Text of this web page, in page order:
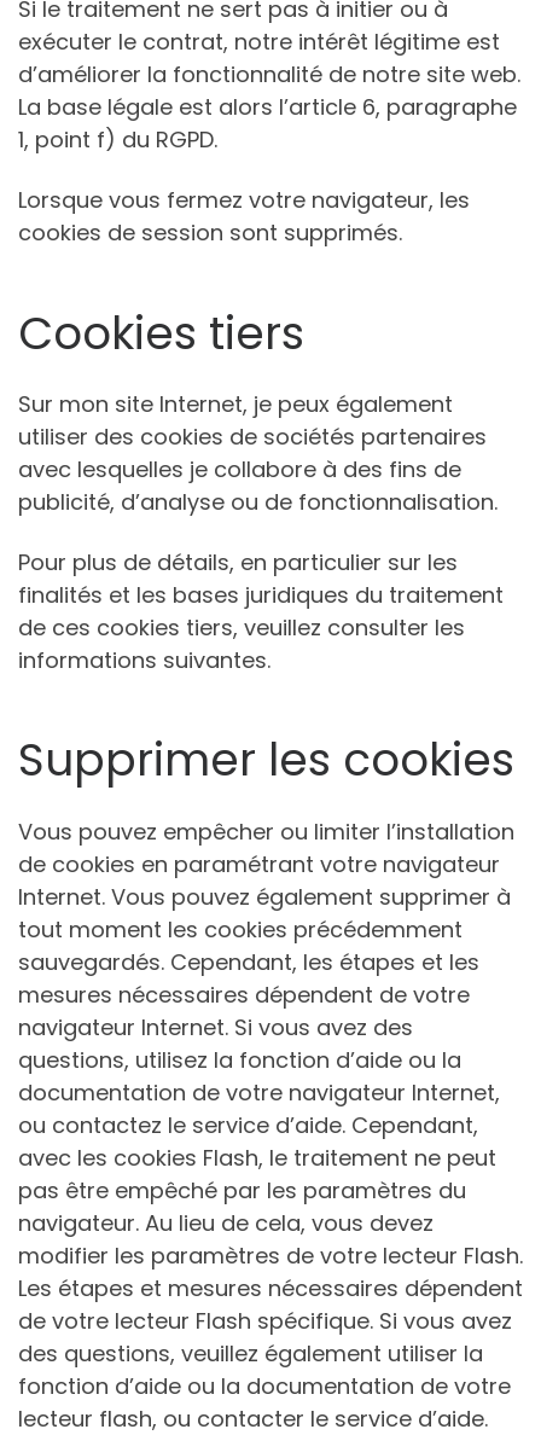
Si le traitement ne sert pas à initier ou à
exécuter le contrat, notre intérêt légitime est
d’améliorer la fonctionnalité de notre site web.
La base légale est alors l’article 6, paragraphe
1, point f) du RGPD.
Lorsque vous fermez votre navigateur, les
cookies de session sont supprimés.
Cookies tiers
Sur mon site Internet, je peux également
utiliser des cookies de sociétés partenaires
avec lesquelles je collabore à des fins de
publicité, d’analyse ou de fonctionnalisation.
Pour plus de détails, en particulier sur les
finalités et les bases juridiques du traitement
de ces cookies tiers, veuillez consulter les
informations suivantes.
Supprimer les cookies
Vous pouvez empêcher ou limiter l’installation
de cookies en paramétrant votre navigateur
Internet. Vous pouvez également supprimer à
tout moment les cookies précédemment
sauvegardés. Cependant, les étapes et les
mesures nécessaires dépendent de votre
navigateur Internet. Si vous avez des
questions, utilisez la fonction d’aide ou la
documentation de votre navigateur Internet,
ou contactez le service d’aide. Cependant,
avec les cookies Flash, le traitement ne peut
pas être empêché par les paramètres du
navigateur. Au lieu de cela, vous devez
modifier les paramètres de votre lecteur Flash.
Les étapes et mesures nécessaires dépendent
de votre lecteur Flash spécifique. Si vous avez
des questions, veuillez également utiliser la
fonction d’aide ou la documentation de votre
lecteur flash, ou contacter le service d’aide.